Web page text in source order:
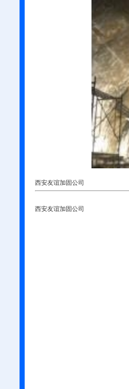
西安友谊加固公司
西安友谊加固公司